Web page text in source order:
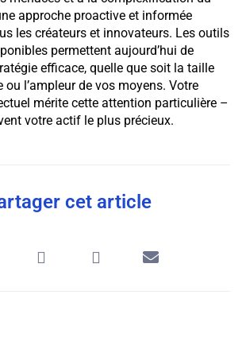
approche proactive et informée
les créateurs et innovateurs. Les outils
permettent aujourd’hui de
efficace, quelle que soit la taille
ou l’ampleur de vos moyens. Votre
mérite cette attention particulière –
votre actif le plus précieux.
cet article